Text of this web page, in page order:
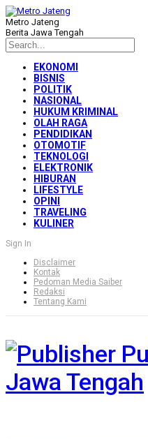
Metro Jateng
Berita Jawa Tengah
EKONOMI
BISNIS
POLITIK
NASIONAL
HUKUM KRIMINAL
OLAH RAGA
PENDIDIKAN
OTOMOTIF
TEKNOLOGI
ELEKTRONIK
HIBURAN
LIFESTYLE
OPINI
TRAVELING
KULINER
Sign In
Disclaimer
Kontak
Pedoman Media Saiber
Redaksi
Tentang Kami
Jawa Tengah